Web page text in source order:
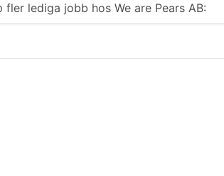
lediga jobb hos We are Pears AB: